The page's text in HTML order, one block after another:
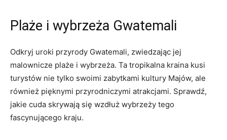
Plaże i wybrzeża Gwatemali
Odkryj uroki przyrody Gwatemali, zwiedzając jej
malownicze plaże i wybrzeża. Ta tropikalna ⁤kraina kusi
turystów‍ nie‌ tylko ⁢swoimi zabytkami kultury Majów, ale
również pięknymi przyrodniczymi atrakcjami. Sprawdź,
⁤jakie cuda‌ skrywają się wzdłuż wybrzeży tego
fascynującego kraju.